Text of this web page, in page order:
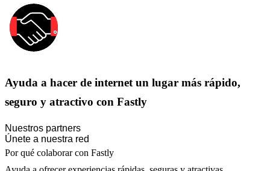
Ayuda a hacer de internet un lugar más rápido,
seguro y atractivo con Fastly
Nuestros partners
Únete a nuestra red
Por qué colaborar con Fastly